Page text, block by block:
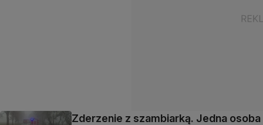
Zderzenie z szambiarką. Jedna osoba